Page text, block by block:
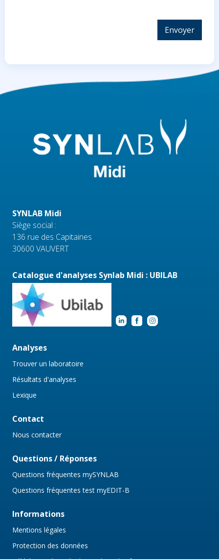
Envoyer
SYNLAB Midi
Siège social :
136 rue des Capitaines
30600 VAUVERT
Catalogue d'analyses Synlab Midi : UBILAB
Analyses
Trouver un laboratoire
Résultats d'analyses
Lexique
Contact
Nous contacter
Questions / Réponses
Questions fréquentes mySYNLAB
Questions fréquentes test myEDIT-B
Informations
Mentions légales
Protection des données